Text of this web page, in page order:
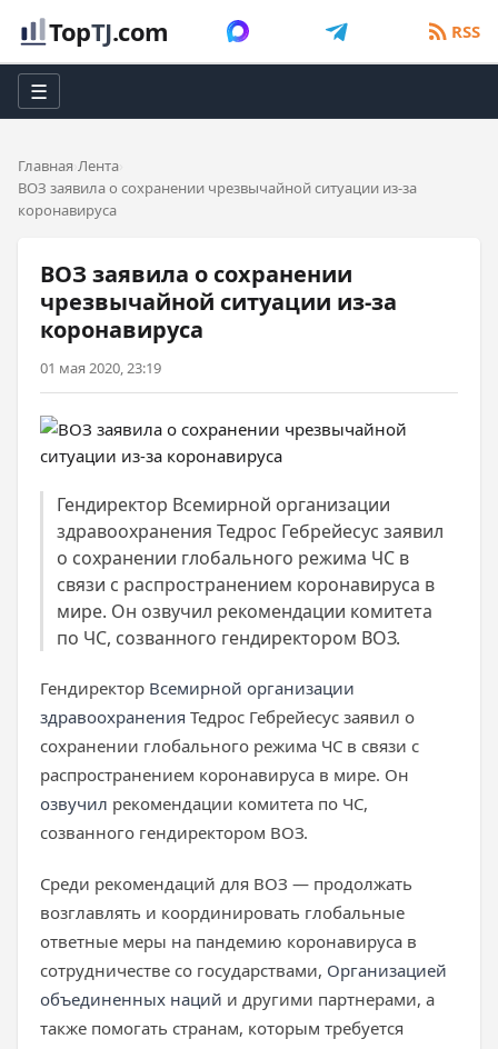
TopTJ.com RSS
☰
Главная Лента
ВОЗ заявила о сохранении чрезвычайной ситуации из-за
коронавируса
ВОЗ заявила о сохранении
чрезвычайной ситуации из-за
коронавируса
01 мая 2020, 23:19
Гендиректор Всемирной организации
здравоохранения Тедрос Гебрейесус заявил
о сохранении глобального режима ЧС в
связи с распространением коронавируса в
мире. Он озвучил рекомендации комитета
по ЧС, созванного гендиректором ВОЗ.
Гендиректор Всемирной организации
здравоохранения Тедрос Гебрейесус заявил о
сохранении глобального режима ЧС в связи с
распространением коронавируса в мире. Он
озвучил рекомендации комитета по ЧС,
созванного гендиректором ВОЗ.
Среди рекомендаций для ВОЗ — продолжать
возглавлять и координировать глобальные
ответные меры на пандемию коронавируса в
сотрудничестве со государствами, Организацией
объединенных наций и другими партнерами, а
также помогать странам, которым требуется